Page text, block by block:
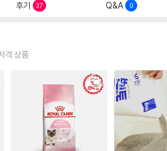
후기 37 Q&A 0
격 상품